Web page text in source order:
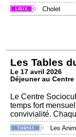
Cholet
Les Tables
Le 17 avril 2026
Déjeuner au
Le Centre
temps fort
convivialité.
Les